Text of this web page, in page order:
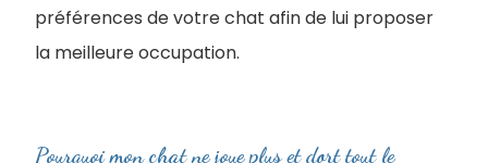
préférences de votre chat afin de lui proposer
la meilleure occupation.
Pourquoi mon chat ne joue plus et dort tout le